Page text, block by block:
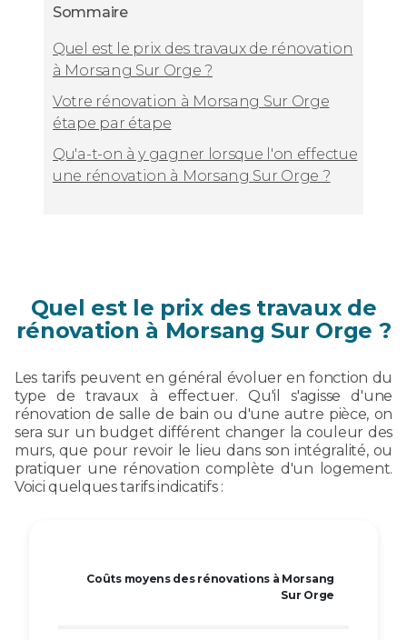
Sommaire
Quel est le prix des travaux de rénovation
à Morsang Sur Orge ?
Votre rénovation à Morsang Sur Orge
étape par étape
Qu'a-t-on à y gagner lorsque l'on effectue
une rénovation à Morsang Sur Orge ?
Quel est le prix des travaux de
rénovation à Morsang Sur Orge ?
Les tarifs peuvent en général évoluer en fonction du
type de travaux à effectuer. Qu'il s'agisse d'une
rénovation de salle de bain ou d'une autre pièce, on
sera sur un budget différent changer la couleur des
murs, que pour revoir le lieu dans son intégralité, ou
pratiquer une rénovation complète d'un logement.
Voici quelques tarifs indicatifs :
Coûts moyens des rénovations à Morsang
Sur Orge